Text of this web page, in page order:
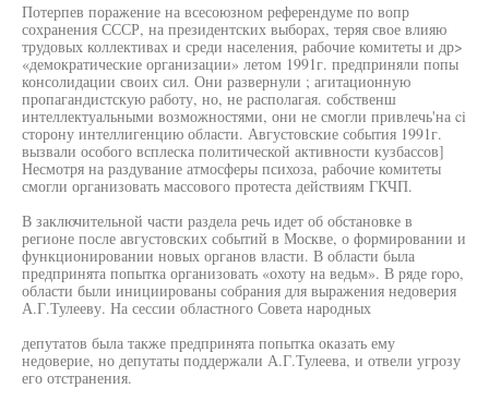
Потерпев поражение на всесоюзном референдуме по вопр
сохранения СССР, на президентских выборах, теряя свое влияю
трудовых коллективах и среди населения, рабочие комитеты и др>
«демократические организации» летом 1991г. предприняли попы
консолидации своих сил. Они развернули ; агитационную
пропагандистскую работу, но, не располагая. собственш
интеллектуальными возможностями, они не смогли привлечь'на ci
сторону интеллигенцию области. Августовские события 1991г.
вызвали особого всплеска политической активности кузбассов]
Несмотря на раздувание атмосферы психоза, рабочие комитеты
смогли организовать массового протеста действиям ГКЧП.
В заключительной части раздела речь идет об обстановке в
регионе после августовских событий в Москве, о формировании и
функционировании новых органов власти. В области была
предпринята попытка организовать «охоту на ведьм». В ряде ropo,
области были инициированы собрания для выражения недоверия
А.Г.Тулееву. На сессии областного Совета народных
депутатов была также предпринята попытка оказать ему
недоверие, но депутаты поддержали А.Г.Тулеева, и отвели угрозу
его отстранения.